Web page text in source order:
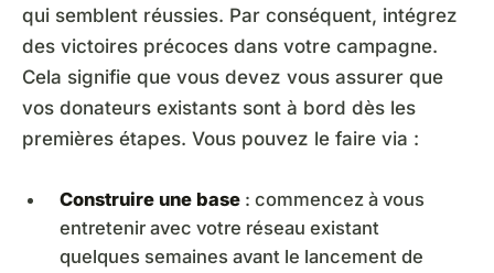
qui semblent réussies. Par conséquent, intégrez
des victoires précoces dans votre campagne.
Cela signifie que vous devez vous assurer que
vos donateurs existants sont à bord dès les
premières étapes. Vous pouvez le faire via :
Construire une base : commencez à vous
entretenir avec votre réseau existant
quelques semaines avant le lancement de